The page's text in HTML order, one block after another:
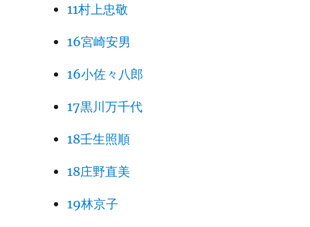
11村上忠敬
16宮崎安男
16小佐々八郎
17黒川万千代
18壬生照順
18庄野直美
19林京子